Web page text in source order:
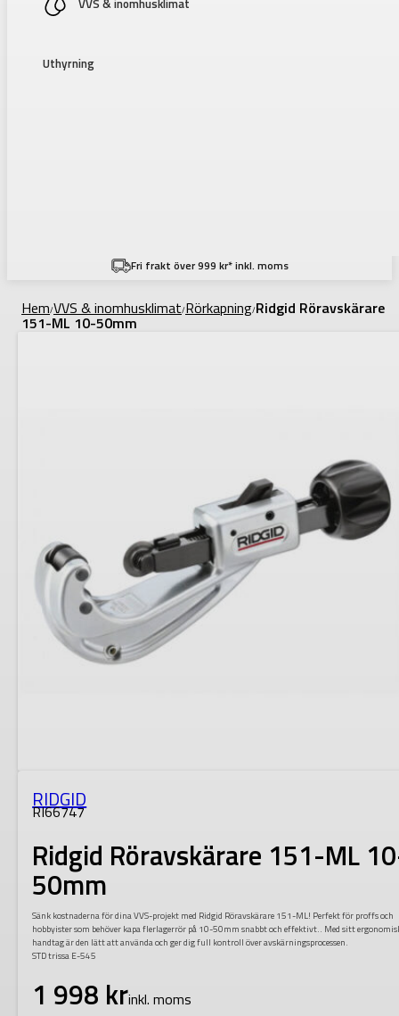
VVS & inomhusklimat
Uthyrning
Fri frakt över 999 kr* inkl. moms
Hem/VVS & inomhusklimat/Rörkapning/Ridgid Röravskärare
151-ML 10-50mm
RIDGID
RI66747
Ridgid Röravskärare 151-ML
50mm
Sänk kostnaderna för dina VVS-projekt med Ridgid Röravskärare 151-ML! Perfekt för proffs och
hobbyister som behöver kapa flerlagerrör på 10-50mm snabbt och effektivt.. Med sitt
handtag är den lätt att använda och ger dig full kontroll över avskärningsprocessen.
STD trissa E-545
1 998 krinkl. moms